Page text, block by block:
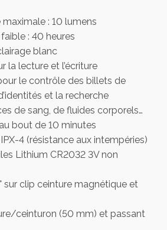
maximale : 10 lumens
: 40 heures
blanc
la lecture et l’écriture
le contrôle des billets de
et la recherche
de sang, de fluides corporels…
bout de 10 minutes
4 (résistance aux intempéries)
Lithium CR2032 3V non
sur clip ceinture magnétique et
ceinturon (50 mm) et passant